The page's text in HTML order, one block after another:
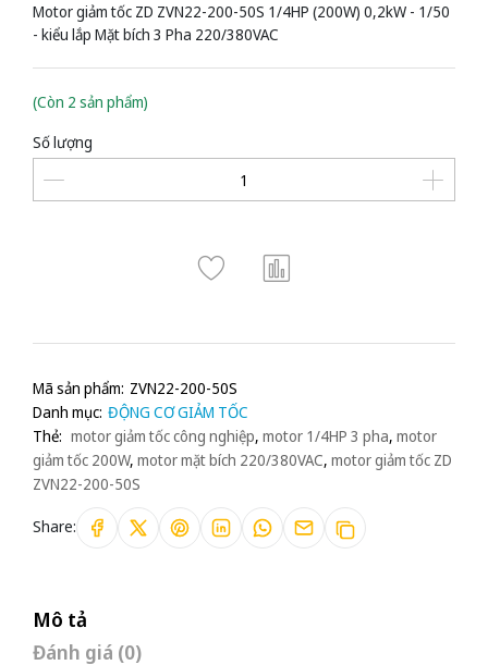
Motor giảm tốc ZD ZVN22-200-50S 1/4HP (200W) 0,2kW - 1/50
- kiểu lắp Mặt bích 3 Pha 220/380VAC
(Còn 2 sản phẩm)
Số lượng
Mã sản phẩm: ZVN22-200-50S
Danh mục: ĐỘNG CƠ GIẢM TỐC
Thẻ: motor giảm tốc công nghiệp, motor 1/4HP 3 pha, motor
giảm tốc 200W, motor mặt bích 220/380VAC, motor giảm tốc ZD
ZVN22-200-50S
Share:
Mô tả
Đánh giá (0)